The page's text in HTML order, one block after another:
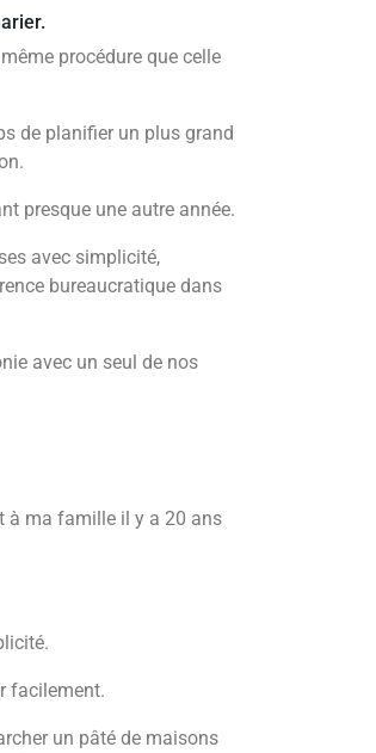
procédure que celle
de planifier un plus grand
presque une autre année.
avec simplicité,
bureaucratique dans
avec un seul de nos
à ma famille il y a 20 ans
facilement.
un pâté de maisons